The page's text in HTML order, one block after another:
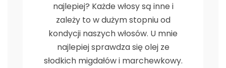
najlepiej? Każde włosy są inne i
zależy to w dużym stopniu od
kondycji naszych włosów. U mnie
najlepiej sprawdza się olej ze
słodkich migdałów i marchewkowy.